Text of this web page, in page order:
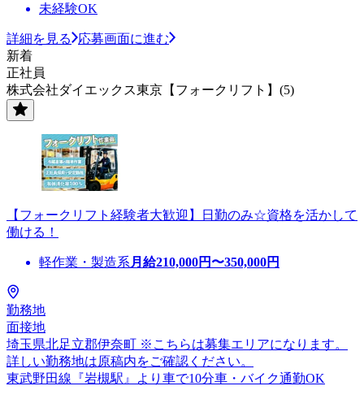
未経験OK
詳細を見る
応募画面に進む
新着
正社員
株式会社ダイエックス東京【フォークリフト】(5)
【フォークリフト経験者大歓迎】日勤のみ☆資格を活かして
働ける！
軽作業・製造系 月給210,000円〜350,000円
勤務地
面接地
埼玉県北足立郡伊奈町 ※こちらは募集エリアになります。
詳しい勤務地は原稿内をご確認ください。
東武野田線『岩槻駅』より車で10分車・バイク通勤OK